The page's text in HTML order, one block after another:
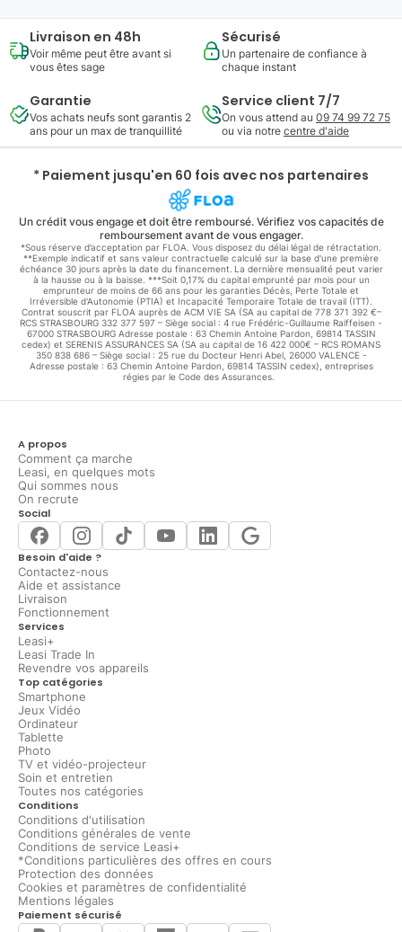
Livraison en 48h
Voir même peut être avant si
vous êtes sage
Sécurisé
Un partenaire de confiance à
chaque instant
Garantie
Vos achats neufs sont garantis 2
ans pour un max de tranquillité
Service client 7/7
On vous attend au 09 74 99 72 75
ou via notre centre d'aide
* Paiement jusqu'en 60 fois avec nos partenaires
Un crédit vous engage et doit être remboursé. Vérifiez vos capacités de
remboursement avant de vous engager.
*Sous réserve d’acceptation par FLOA. Vous disposez du délai légal de rétractation.
**Exemple indicatif et sans valeur contractuelle calculé sur la base d'une première
échéance 30 jours après la date du financement. La dernière mensualité peut varier
à la hausse ou à la baisse. ***Soit 0,17% du capital emprunté par mois pour un
emprunteur de moins de 66 ans pour les garanties Décès, Perte Totale et
Irréversible d'Autonomie (PTIA) et Incapacité Temporaire Totale de travail (ITT).
Contrat souscrit par FLOA auprès de ACM VIE SA (SA au capital de 778 371 392 €–
RCS STRASBOURG 332 377 597 – Siège social : 4 rue Frédéric-Guillaume Raiffeisen -
67000 STRASBOURG Adresse postale : 63 Chemin Antoine Pardon, 69814 TASSIN
cedex) et SERENIS ASSURANCES SA (SA au capital de 16 422 000€ – RCS ROMANS
350 838 686 – Siège social : 25 rue du Docteur Henri Abel, 26000 VALENCE -
Adresse postale : 63 Chemin Antoine Pardon, 69814 TASSIN cedex), entreprises
régies par le Code des Assurances.
A propos
Comment ça marche
Leasi, en quelques mots
Qui sommes nous
On recrute
Social
Besoin d'aide ?
Contactez-nous
Aide et assistance
Livraison
Fonctionnement
Services
Leasi+
Leasi Trade In
Revendre vos appareils
Top catégories
Smartphone
Jeux Vidéo
Ordinateur
Tablette
Photo
TV et vidéo-projecteur
Soin et entretien
Toutes nos catégories
Conditions
Conditions d'utilisation
Conditions générales de vente
Conditions de service Leasi+
*Conditions particulières des offres en cours
Protection des données
Cookies et paramètres de confidentialité
Mentions légales
Paiement sécurisé